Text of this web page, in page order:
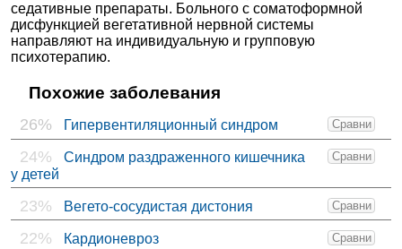
седативные препараты. Больного с соматоформной
дисфункцией вегетативной нервной системы
направляют на индивидуальную и групповую
психотерапию.
Похожие заболевания
26% Сравни
Гипервентиляционный синдром
24% Сравни
Синдром раздраженного кишечника
у детей
23% Сравни
Вегето-сосудистая дистония
22% Сравни
Кардионевроз